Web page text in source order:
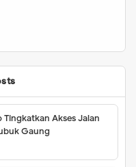
Tingkatkan Akses Jalan
Gaung